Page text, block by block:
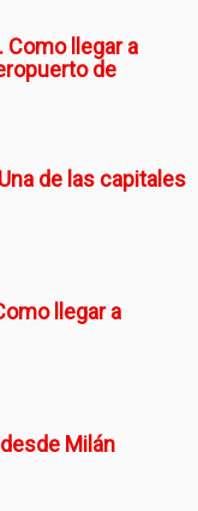
Como llegar a
de
de las capitales
llegar a
Milán